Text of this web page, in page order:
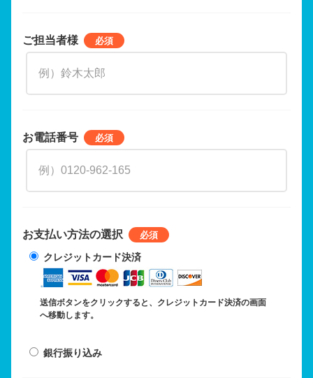
ご担当者様
お電話番号
お支払い方法の選択
クレジットカード決済
送信ボタンをクリックすると、クレジットカード決済の画面
へ移動します。
銀行振り込み